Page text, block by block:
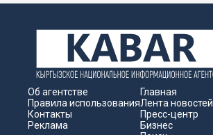
Об агентстве
Правила использования
Контакты
Реклама
Главная
Лента новостей
Пресс-центр
Бизнес